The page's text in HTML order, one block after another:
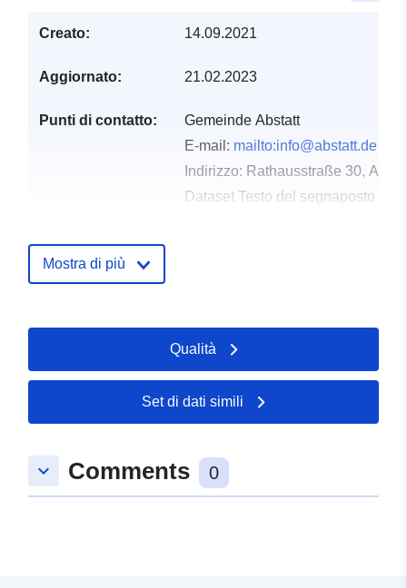
Creato: 14.09.2021
Aggiornato: 21.02.2023
Punti di contatto:
Gemeinde Abstatt
E-mail: mailto:info@abstatt.de
Indirizzo: Rathausstraße 30,
Dataset Testo del segnaposto
Registro del
catalogo:
Spaziale: Coordinate: [ [ 9.2903474,
49.0763394 ], [ 9.293981,
49.0763394 ], [ 9.293981,
49.0731734 ], [ 9.2903474,
Mostra di più
Qualità
Set di dati simili
keyboard_arrow_down Comments 0